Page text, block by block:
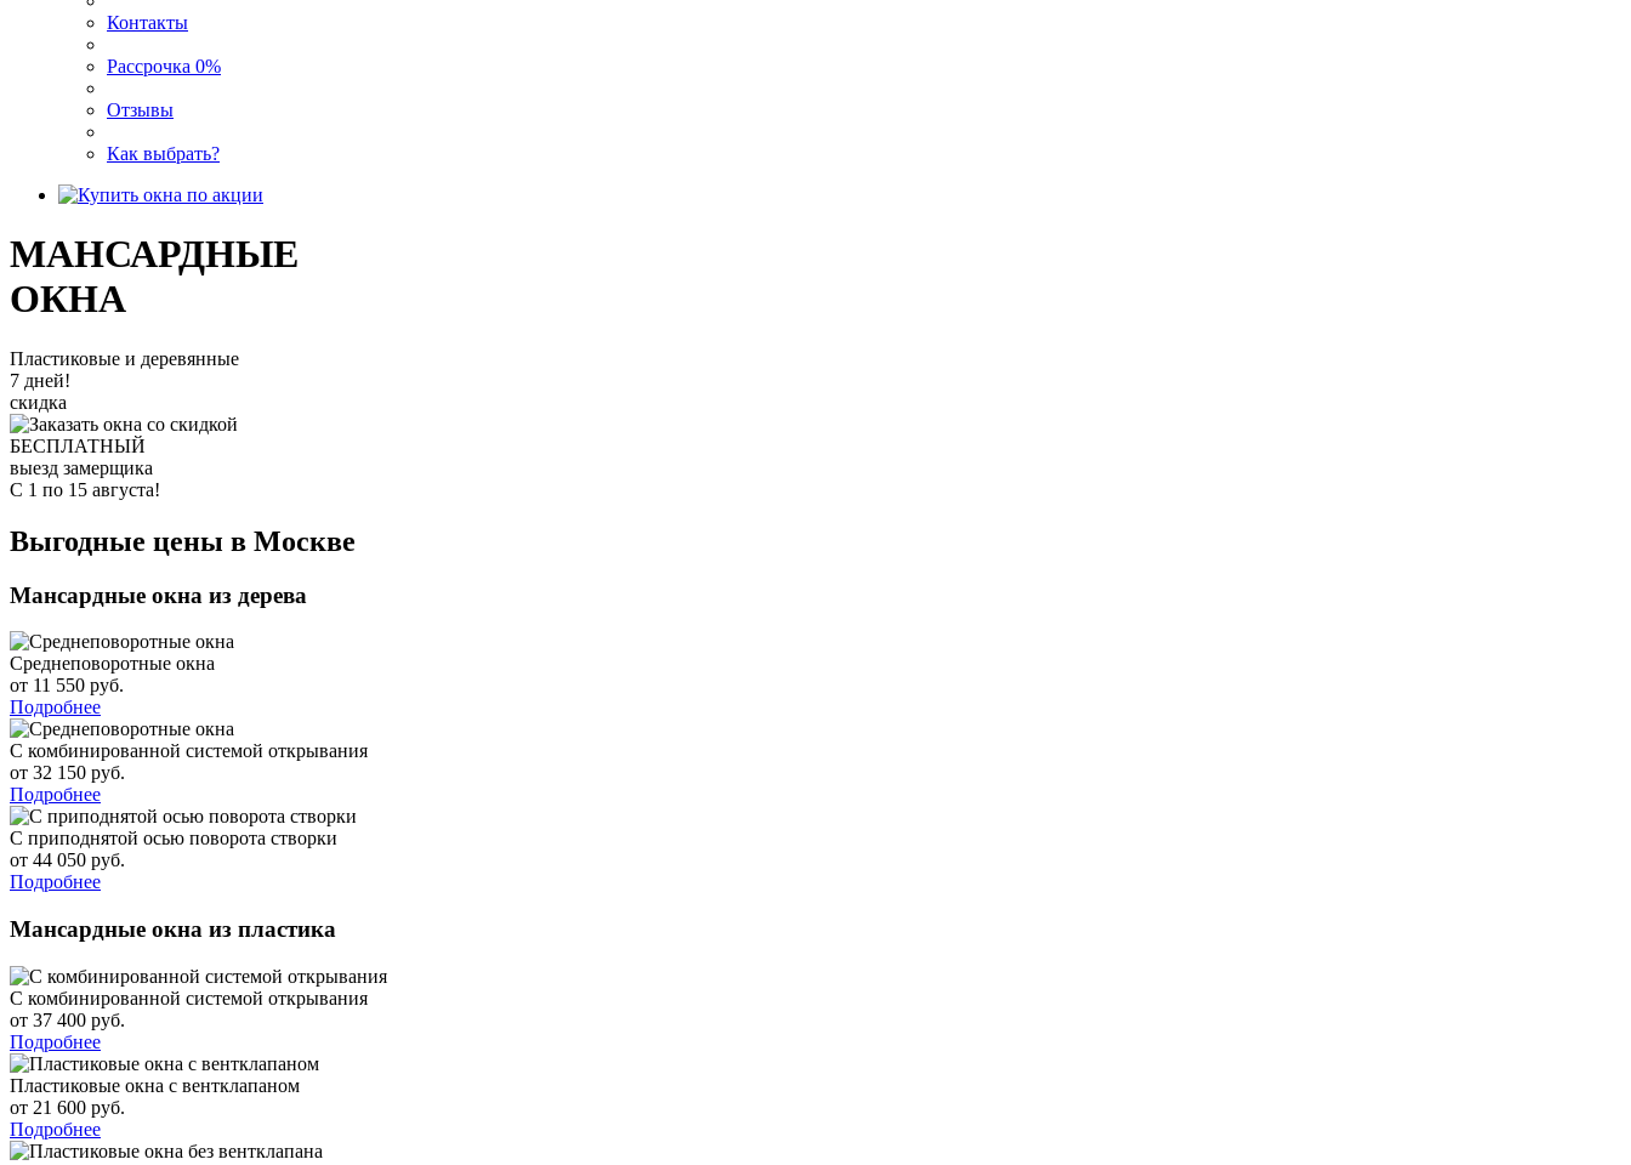
Контакты
Рассрочка 0%
Отзывы
Как выбрать?
МАНСАРДНЫЕ
ОКНА
Пластиковые и деревянные
7 дней!
скидка
БЕСПЛАТНЫЙ
выезд замерщика
С 1 по 15 августа!
Выгодные цены в Москве
Мансардные окна из дерева
Среднеповоротные окна
от 11 550 руб.
Подробнее
С комбинированной системой открывания
от 32 150 руб.
Подробнее
С приподнятой осью поворота створки
от 44 050 руб.
Подробнее
Мансардные окна из пластика
С комбинированной системой открывания
от 37 400 руб.
Подробнее
Пластиковые окна с вентклапаном
от 21 600 руб.
Подробнее